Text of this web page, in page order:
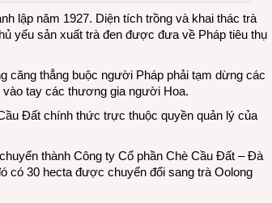
lập năm 1927. Diện tích trồng và khai thác trà
yếu sản xuất trà đen được đưa về Pháp tiêu thụ
căng thẳng buộc người Pháp phải tạm dừng các
tay các thương gia người Hoa.
Đất chính thức trực thuộc quyền quản lý của
thành Công ty Cổ phần Chè Cầu Đất – Đà
có 30 hecta được chuyển đổi sang trà Oolong